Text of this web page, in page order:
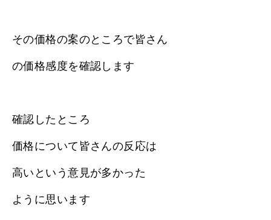
その価格の案のところで皆さん
の価格感度を確認します
確認したところ
価格について皆さんの反応は
高いという意見が多かった
ように思います